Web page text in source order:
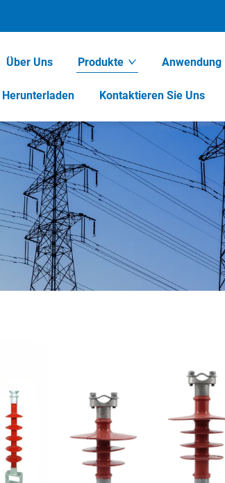
Über Uns Produkte Anwendung
Herunterladen Kontaktieren Sie Uns